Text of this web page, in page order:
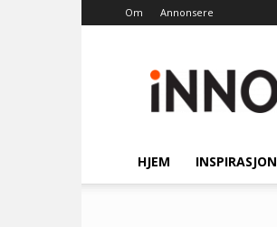
Om Annonsere
HJEM INSPIRASJON